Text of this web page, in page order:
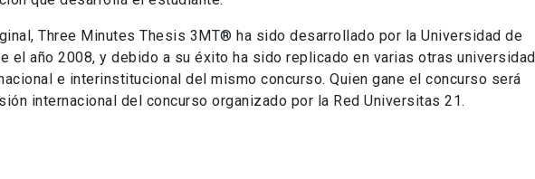
Three Minutes Thesis 3MT® ha sido desarrollado por la Universidad de
el año 2008, y debido a su éxito ha sido replicado en varias otras
e interinstitucional del mismo concurso. Quien gane el concurso será
internacional del concurso organizado por la Red Universitas 21.